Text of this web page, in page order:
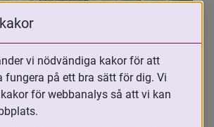
är adopterad,
eller arbetar med
vi nödvändiga kakor för att
fungera på ett bra sätt för dig. Vi
för webbanalys så att vi kan